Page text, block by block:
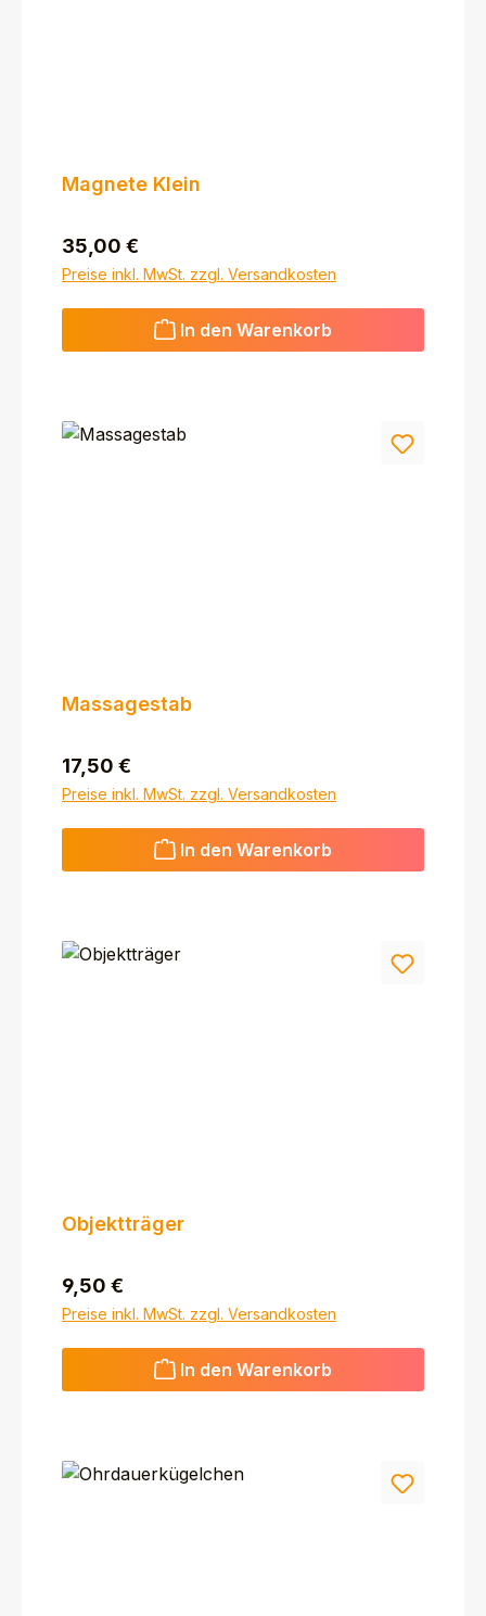
Magnete Klein
Regulärer Preis:
35,00 €
Preise inkl. MwSt. zzgl. Versandkosten
In den Warenkorb
Massagestab
Regulärer Preis:
17,50 €
Preise inkl. MwSt. zzgl. Versandkosten
In den Warenkorb
Objektträger
Regulärer Preis:
9,50 €
Preise inkl. MwSt. zzgl. Versandkosten
In den Warenkorb